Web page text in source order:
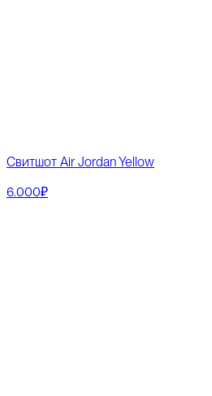
Свитшот Air Jordan Yellow
6.000₽